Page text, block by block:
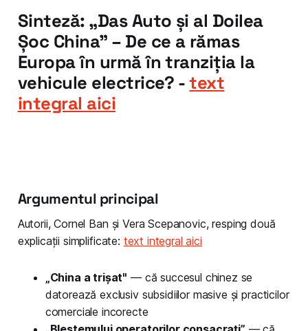
Sinteză: „Das Auto și al Doilea
Șoc China" – De ce a rămas
Europa în urmă în tranziția la
vehicule electrice? -text
integral aici
Argumentul principal
Autorii, Cornel Ban și Vera Scepanovic, resping două
explicații simplificate: text integral aici
„China a trișat" — că succesul chinez se
datorează exclusiv subsidiilor masive și practicilor
comerciale incorecte